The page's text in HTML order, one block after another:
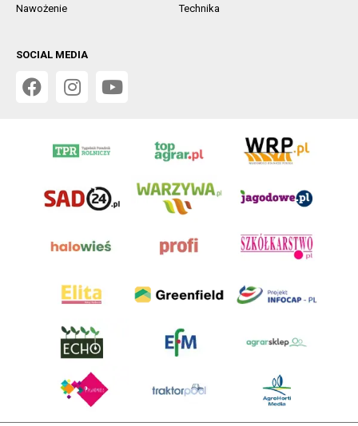
Nawożenie
Technika
SOCIAL MEDIA